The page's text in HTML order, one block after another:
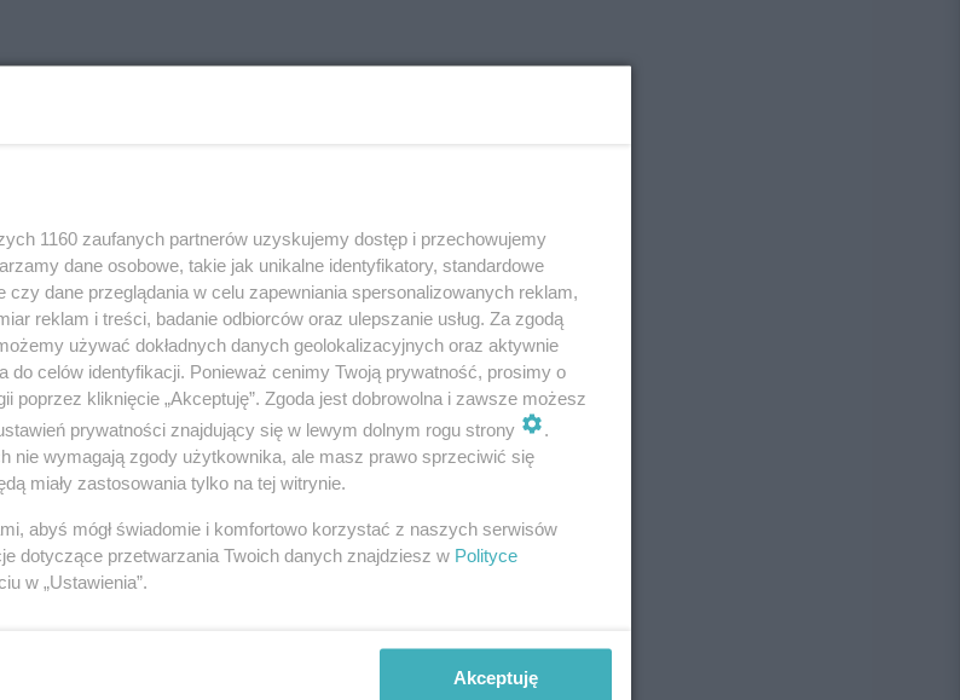
1160 zaufanych partnerów uzyskujemy dostęp i przechowujemy
dane osobowe, takie jak unikalne identyfikatory, standardowe
czy dane przeglądania w celu zapewniania spersonalizowanych reklam,
reklam i treści, badanie odbiorców oraz ulepszanie usług. Za zgodą
używać dokładnych danych geolokalizacyjnych oraz aktywnie
do celów identyfikacji. Ponieważ cenimy Twoją prywatność, prosimy o
poprzez kliknięcie „Akceptuję”. Zgoda jest dobrowolna i zawsze możesz
prywatności znajdujący się w lewym dolnym rogu strony
nie wymagają zgody użytkownika, ale masz prawo sprzeciwić się
miały zastosowania tylko na tej witrynie.
abyś mógł świadomie i komfortowo korzystać z naszych serwisów
dotyczące przetwarzania Twoich danych znajdziesz w Polityce
w „Ustawienia”.
Akceptuję